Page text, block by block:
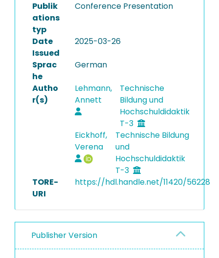
Publik
ations
typ
Conference Presentation
Date
Issued
2025-03-26
Sprac
he
German
Autho
r(s)
Lehmann,
Annett
Technische
Bildung und
Hochschuldidaktik
T-3
Eickhoff,
Verena
Technische Bildung
und
Hochschuldidaktik
T-3
TORE-
URI
https://hdl.handle.net/11420/56228
Publisher Version